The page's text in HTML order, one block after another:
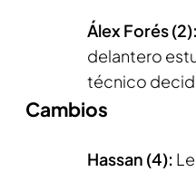
Álex Forés (2):
delantero
técnico
Cambios
Hassan (4):